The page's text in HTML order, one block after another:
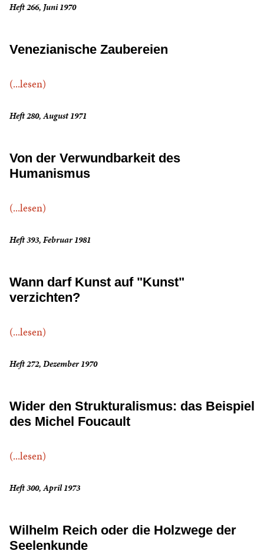
Heft 266, Juni 1970
Venezianische Zaubereien
(...lesen)
Heft 280, August 1971
Von der Verwundbarkeit des
Humanismus
(...lesen)
Heft 393, Februar 1981
Wann darf Kunst auf "Kunst"
verzichten?
(...lesen)
Heft 272, Dezember 1970
Wider den Strukturalismus: das Beispiel
des Michel Foucault
(...lesen)
Heft 300, April 1973
Wilhelm Reich oder die Holzwege der
Seelenkunde